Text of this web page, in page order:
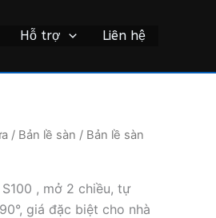
Hỗ trợ Liên hệ
/ Bản lề sàn / Bản lề sàn
, mở 2 chiều, tự
giá đặc biệt cho nhà